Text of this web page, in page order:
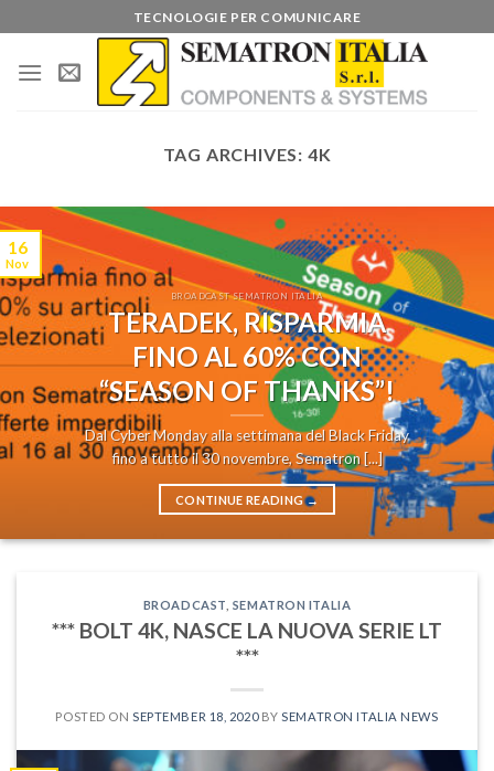
to
content
TECNOLOGIE PER COMUNICARE
TAG ARCHIVES: 4K
BROADCAST SEMATRON ITALIA
TERADEK, RISPARMIA
FINO AL 60% CON
“SEASON OF THANKS”!
Dal Cyber Monday alla settimana del Black Friday
fino a tutto il 30 novembre, Sematron [...]
CONTINUE READING→
16
Nov
BROADCAST SEMATRON ITALIA
*** BOLT 4K, NASCE LA NUOVA SERIE LT
***
POSTED ON SEPTEMBER 18, 2020BY SEMATRON ITALIA NEWS